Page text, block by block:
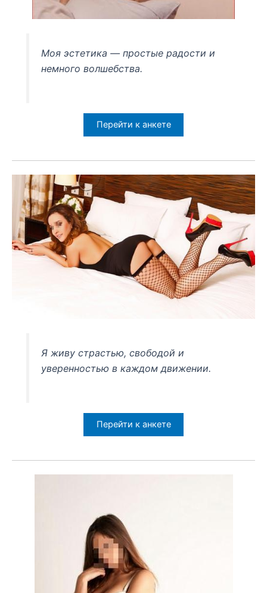
Моя эстетика — простые радости и
немного волшебства.
Перейти к анкете
Я живу страстью, свободой и
уверенностью в каждом движении.
Перейти к анкете